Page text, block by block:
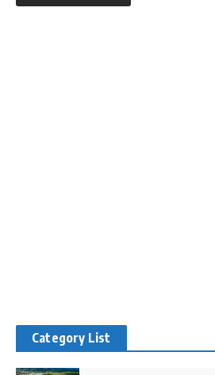
Category List